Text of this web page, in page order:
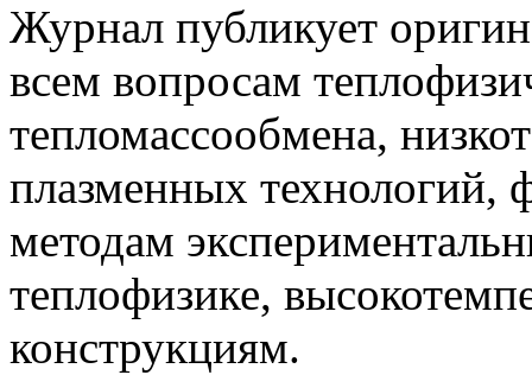
Журнал публикует
всем вопросам
тепломассообмена,
плазменных технологий,
методам
теплофизике,
конструкциям.